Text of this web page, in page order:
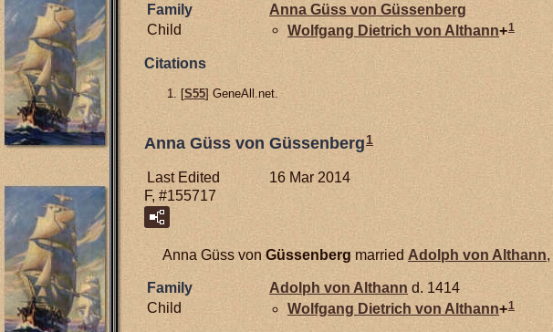
Family Anna Güss von Güssenberg
Child
Wolfgang Dietrich von Althann+1
Citations
[S55] GeneAll.net.
Anna Güss von Güssenberg 1
Last Edited
16 Mar 2014
F, #155717
Anna Güss von Güssenberg married Adolph von Althann
Family Adolph von Althann d. 1414
Child
Wolfgang Dietrich von Althann+1